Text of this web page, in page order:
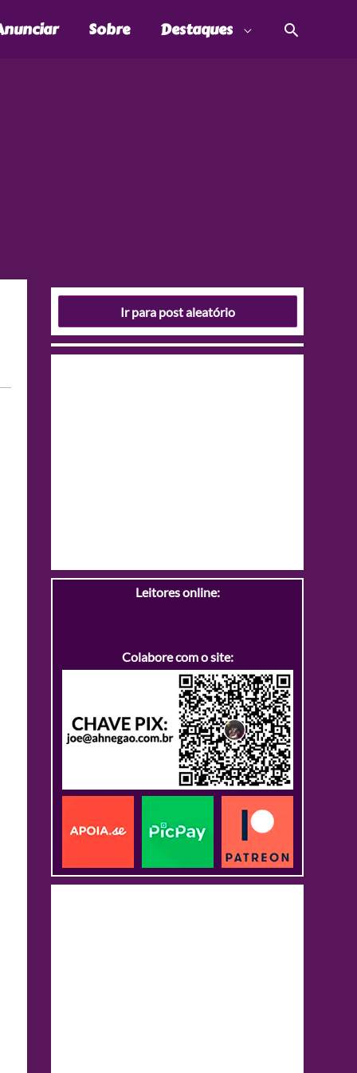
Sobre Destaques
Ir para post aleatório
Leitores online:
Colabore com o site: